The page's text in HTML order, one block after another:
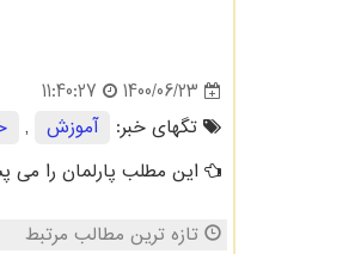
1400/06/23
11:40:27
تگهای خبر:
آموزش ,
این مطلب پارلمان را می
تازه ترین مطالب مرتبط